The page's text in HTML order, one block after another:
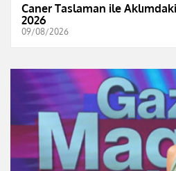
Caner Taslaman ile
2026
09/08/2026